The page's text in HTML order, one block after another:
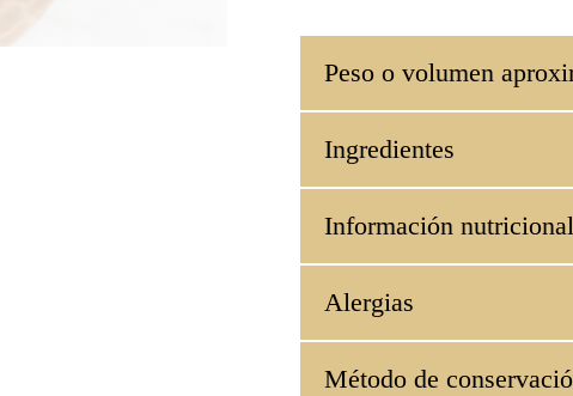
Peso o volumen
Ingredientes
Información
Alergias
Método de